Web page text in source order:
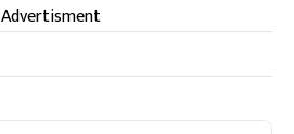
Advertisment